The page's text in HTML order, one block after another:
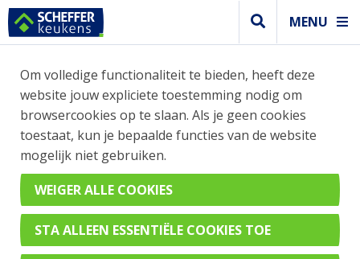
MENU
WEBSHOP BESTELLINGEN
Je kan tijdelijk geen bestelling plaatsen. Wil je je
vast oriënteren? Vergelijk eenvoudig apparaten
en merken met elkaar. Klik hier voor meer
informatie.
Vrijstaand
LIEBHERR CTELE 2931-26
Om volledige functionaliteit te bieden, heeft deze
website jouw expliciete toestemming nodig om
browsercookies op te slaan. Als je geen cookies
toestaat, kun je bepaalde functies van de website
mogelijk niet gebruiken.